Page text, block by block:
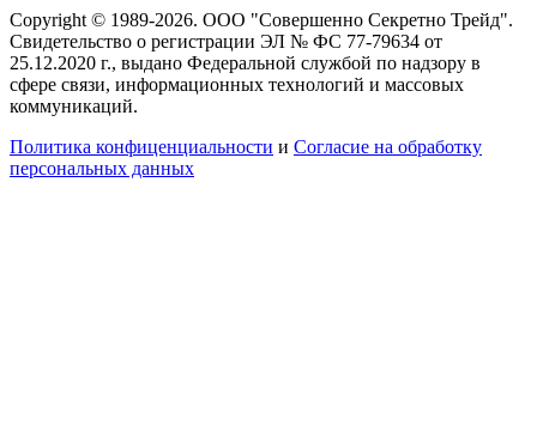
Copyright © 1989-2026. ООО "Совершенно Секретно Трейд".
Свидетельство о регистрации ЭЛ № ФС 77-79634 от
25.12.2020 г., выдано Федеральной службой по надзору в
сфере связи, информационных технологий и массовых
коммуникаций.
Политика конфиценциальности и Согласие на обработку
персональных данных